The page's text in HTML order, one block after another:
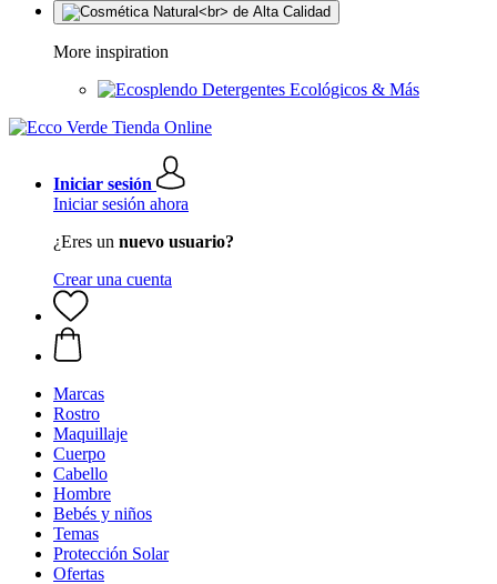
More inspiration
Detergentes Ecológicos & Más
Iniciar sesión
Iniciar sesión ahora
¿Eres un nuevo usuario?
Crear una cuenta
Marcas
Rostro
Maquillaje
Cuerpo
Cabello
Hombre
Bebés y niños
Temas
Protección Solar
Ofertas